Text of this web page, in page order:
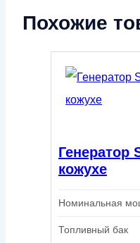
Похожие
Генератор
кожухе
Номинальная
Топливный бак